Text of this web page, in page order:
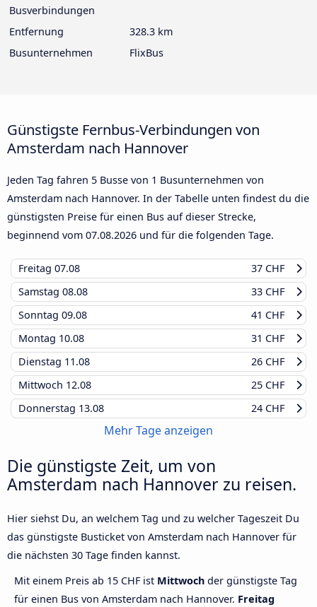
Busverbindungen
Entfernung
328.3 km
Busunternehmen
FlixBus
Günstigste Fernbus-Verbindungen von
Amsterdam nach Hannover
Jeden Tag fahren 5 Busse von 1 Busunternehmen von
Amsterdam nach Hannover. In der Tabelle unten findest du die
günstigsten Preise für einen Bus auf dieser Strecke,
beginnend vom 07.08.2026 und für die folgenden Tage.
Freitag 07.08
37 CHF
Samstag 08.08
33 CHF
Sonntag 09.08
41 CHF
Montag 10.08
31 CHF
Dienstag 11.08
26 CHF
Mittwoch 12.08
25 CHF
Donnerstag 13.08 24 CHF
Mehr Tage anzeigen
Die günstigste Zeit, um von
Amsterdam nach Hannover zu reisen.
Hier siehst Du, an welchem Tag und zu welcher Tageszeit Du
das günstigste Busticket von Amsterdam nach Hannover für
die nächsten 30 Tage finden kannst.
Mit einem Preis ab 15 CHF ist Mittwoch der günstigste Tag
für einen Bus von Amsterdam nach Hannover. Freitag